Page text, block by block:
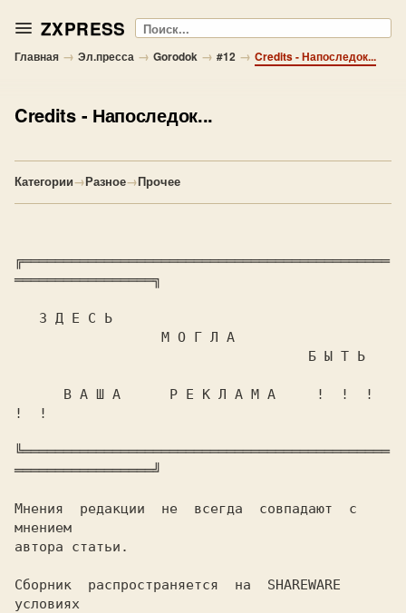
ZXPRESS Поиск
Главная → Эл.пресса → Gorodok → #12 → Credits - Напоследок...
Credits- Напоследок...
Категории→Разное→Прочее
╔═════════════════════════════════════════════
═════════════════╗
!  !
╚═════════════════════════════════════════════
═════════════════╝
Мнения  редакции  не  всегда  совпадают  с
мнением
автора статьи.
Сборник  распространяется  на  SHAREWARE
условиях